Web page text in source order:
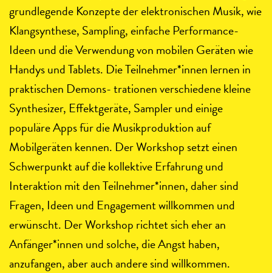
grundlegende Konzepte der elektronischen Musik, wie
Klangsynthese, Sampling, einfache Performance-
Ideen und die Verwendung von mobilen Geräten wie
Handys und Tablets. Die Teilnehmer*innen lernen in
praktischen Demons- trationen verschiedene kleine
Synthesizer, Effektgeräte, Sampler und einige
populäre Apps für die Musikproduktion auf
Mobilgeräten kennen. Der Workshop setzt einen
Schwerpunkt auf die kollektive Erfahrung und
Interaktion mit den Teilnehmer*innen, daher sind
Fragen, Ideen und Engagement willkommen und
erwünscht. Der Workshop richtet sich eher an
Anfänger*innen und solche, die Angst haben,
anzufangen, aber auch andere sind willkommen.